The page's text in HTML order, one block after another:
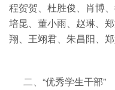
程贺贺、杜胜俊、肖博
培昆、董小雨、赵琳、
翔、王翊君、朱昌阳、
二、“优秀学生干部”